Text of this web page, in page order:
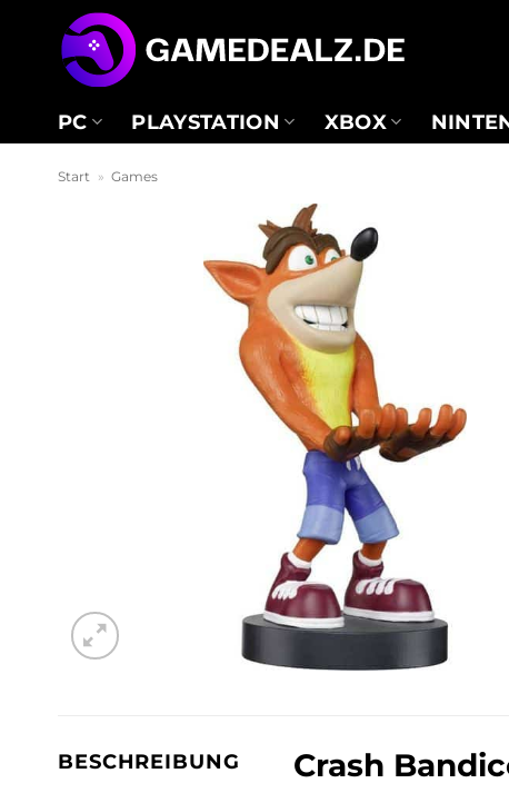
springen
PC PLAYSTATION XBOX
Start » Games
BESCHREIBUNG Crash